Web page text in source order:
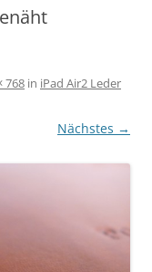
768 in iPad Air2 Leder
Nächstes →